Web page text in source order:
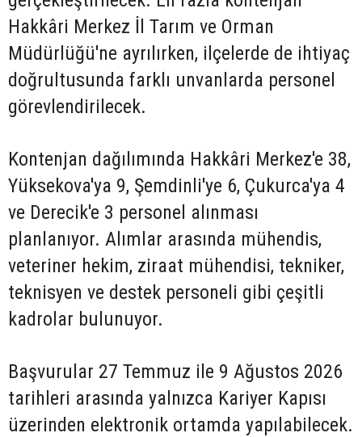
Hakkâri Merkez İl Tarım ve Orman
Müdürlüğü'ne ayrılırken, ilçelerde de ihtiyaç
doğrultusunda farklı unvanlarda personel
görevlendirilecek.
Kontenjan dağılımında Hakkâri Merkez'e 38,
Yüksekova'ya 9, Şemdinli'ye 6, Çukurca'ya 4
ve Derecik'e 3 personel alınması
planlanıyor. Alımlar arasında mühendis,
veteriner hekim, ziraat mühendisi, tekniker,
teknisyen ve destek personeli gibi çeşitli
kadrolar bulunuyor.
Başvurular 27 Temmuz ile 9 Ağustos 2026
tarihleri arasında yalnızca Kariyer Kapısı
üzerinden elektronik ortamda yapılabilecek.